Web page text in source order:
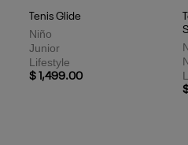
Tenis Glide
Niño
Junior
Lifestyle
$ 1,499.00